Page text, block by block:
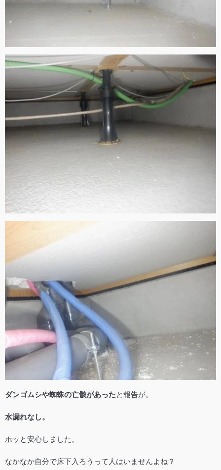
ダンゴムシや蜘蛛の亡骸があったと報告が。
水漏れなし。
ホッと安心しました。
なかなか自分で床下入ろうって人はいませんよね？